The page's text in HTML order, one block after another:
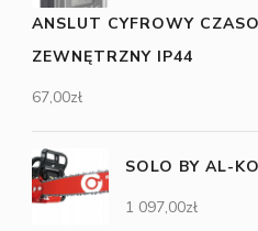
ANSLUT CYFROWY
ZEWNĘTRZNY IP44
67,00zł
SOLO BY AL-
1 097,00zł